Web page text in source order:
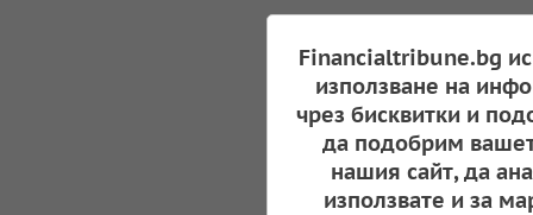
Financialtribune.bg
използване на
чрез бисквитки и
да подобрим
нашия сайт, да
използвате и за